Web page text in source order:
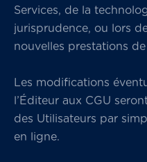
Services, de la
jurisprudence, ou lors
nouvelles prestations de
Les modifications
l’Éditeur aux CGU
des Utilisateurs par
en ligne.